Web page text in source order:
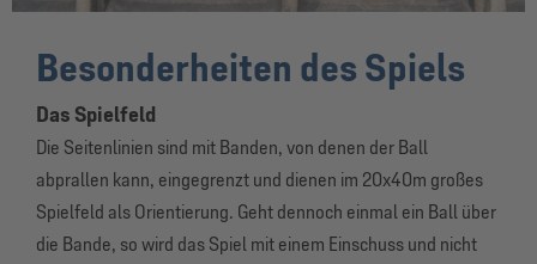
Besonderheiten des Spiels
Das Spielfeld
Die Seitenlinien sind mit Banden, von denen der Ball
abprallen kann, eingegrenzt und dienen im 20x40m großes
Spielfeld als Orientierung. Geht dennoch einmal ein Ball über
die Bande, so wird das Spiel mit einem Einschuss und nicht